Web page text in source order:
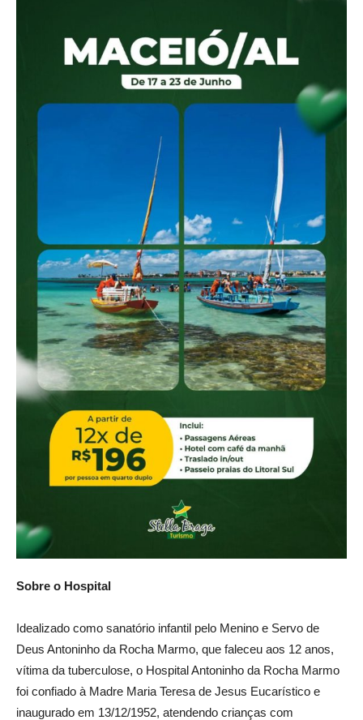
Sobre o Hospital
Idealizado como sanatório infantil pelo Menino e Servo de
Deus Antoninho da Rocha Marmo, que faleceu aos 12 anos,
vítima da tuberculose, o Hospital Antoninho da Rocha Marmo
foi confiado à Madre Maria Teresa de Jesus Eucarístico e
inaugurado em 13/12/1952, atendendo crianças com